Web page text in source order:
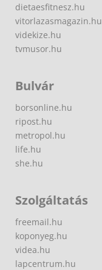
dietaesfitnesz.hu
vitorlazasmagazin.hu
videkize.hu
tvmusor.hu
Bulvár
borsonline.hu
ripost.hu
metropol.hu
life.hu
she.hu
Szolgáltatás
freemail.hu
koponyeg.hu
videa.hu
lapcentrum.hu